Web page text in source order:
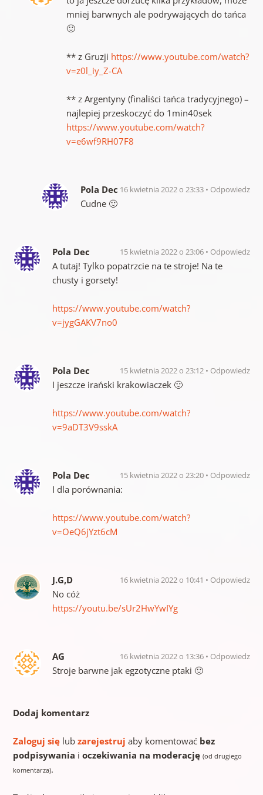
mniej barwnych ale podrywających do tańca
🙂
** z Gruzji https://www.youtube.com/watch?
v=z0l_iy_Z-CA
** z Argentyny (finaliści tańca tradycyjnego) –
najlepiej przeskoczyć do 1min40sek
https://www.youtube.com/watch?
v=e6wf9RH07F8
Pola Dec 16 kwietnia 2022 o 23:33 Odpowiedz
Cudne 🙂
Pola Dec 15 kwietnia 2022 o 23:06 Odpowiedz
A tutaj! Tylko popatrzcie na te stroje! Na te
chusty i gorsety!
https://www.youtube.com/watch?
v=jygGAKV7no0
Pola Dec 15 kwietnia 2022 o 23:12 Odpowiedz
I jeszcze irański krakowiaczek 🙂
https://www.youtube.com/watch?
v=9aDT3V9sskA
Pola Dec 15 kwietnia 2022 o 23:20 Odpowiedz
I dla porównania:
https://www.youtube.com/watch?
v=OeQ6jYzt6cM
J.G,D 16 kwietnia 2022 o 10:41 Odpowiedz
No cóż
https://youtu.be/sUr2HwYwIYg
AG 16 kwietnia 2022 o 13:36 Odpowiedz
Stroje barwne jak egzotyczne ptaki 🙂
Dodaj komentarz
Zaloguj sięlub zarejestruj aby komentować bez
podpisywania i oczekiwania na moderację (od drugiego
komentarza).